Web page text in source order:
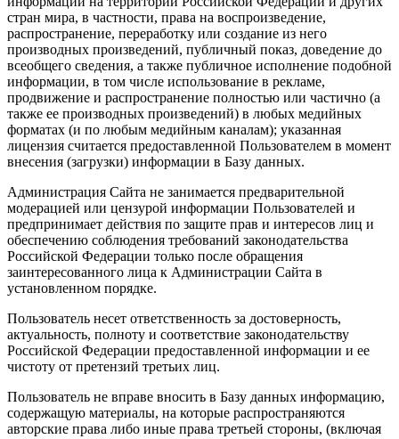
стран мира, в частности, права на воспроизведение,
распространение, переработку или создание из него
производных произведений, публичный показ, доведение до
всеобщего сведения, а также публичное исполнение подобной
информации, в том числе использование в рекламе,
продвижение и распространение полностью или частично (а
также ее производных произведений) в любых медийных
форматах (и по любым медийным каналам); указанная
лицензия считается предоставленной Пользователем в момент
внесения (загрузки) информации в Базу данных.
Администрация Сайта не занимается предварительной
модерацией или цензурой информации Пользователей и
предпринимает действия по защите прав и интересов лиц и
обеспечению соблюдения требований законодательства
Российской Федерации только после обращения
заинтересованного лица к Администрации Сайта в
установленном порядке.
Пользователь несет ответственность за достоверность,
актуальность, полноту и соответствие законодательству
Российской Федерации предоставленной информации и ее
чистоту от претензий третьих лиц.
Пользователь не вправе вносить в Базу данных информацию,
содержащую материалы, на которые распространяются
авторские права либо иные права третьей стороны, (включая